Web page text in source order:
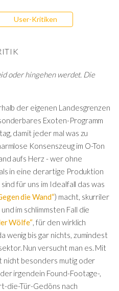
User-Kritiken
oder hingehen werdet. Die
der eigenen Landesgrenzen
Exoten-Programm
damit jeder mal was zu
Konsenszeug im O-Ton
aufs Herz - wer ohne
in eine derartige Produktion
für uns im Idealfall das was
die Wand“) macht, skurriler
und im schlimmsten Fall die
Wölfe“ , für den wirklich
wenig bis gar nichts, zumindest
Nun versucht man es. Mit
nicht besonders mutig oder
irgendein Found-Footage-,
die-Tür-Gedöns nach